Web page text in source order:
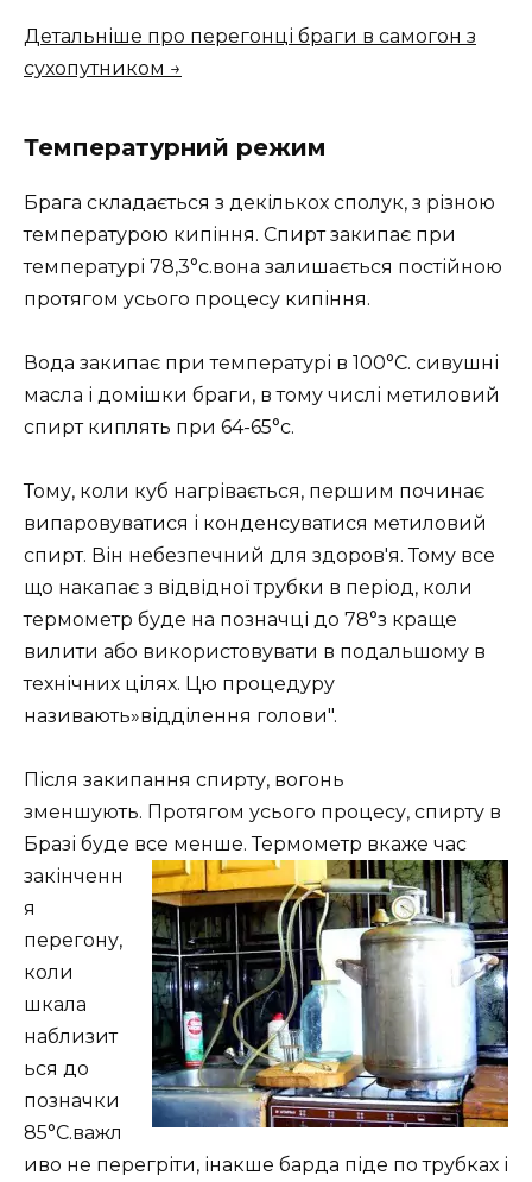
Детальніше про перегонці браги в самогон з
сухопутником →
Температурний режим
Брага складається з декількох сполук, з різною
температурою кипіння. Спирт закипає при
температурі 78,3°с.вона залишається постійною
протягом усього процесу кипіння.
Вода закипає при температурі в 100°С. сивушні
масла і домішки браги, в тому числі метиловий
спирт киплять при 64-65°с.
Тому, коли куб нагрівається, першим починає
випаровуватися і конденсуватися метиловий
спирт. Він небезпечний для здоров'я. Тому все
що накапає з відвідної трубки в період, коли
термометр буде на позначці до 78°з краще
вилити або використовувати в подальшому в
технічних цілях. Цю процедуру
називають»відділення голови".
Після закипання спирту, вогонь
зменшують. Протягом усього процесу, спирту в
Бразі буде все менше. Термометр вкаже час
закінченн
я
перегону,
коли
шкала
наблизит
ься до
позначки
85°С.важл
иво не перегріти, інакше барда піде по трубках і